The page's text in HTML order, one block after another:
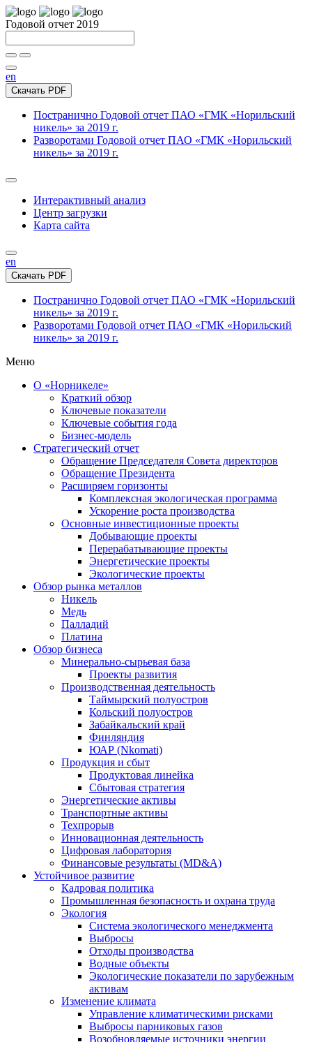
Годовой отчет 2019
en
Скачать PDF
Постранично Годовой отчет ПАО «ГМК «Норильский
никель» за 2019 г.
Разворотами Годовой отчет ПАО «ГМК «Норильский
никель» за 2019 г.
Интерактивный анализ
Центр загрузки
Карта сайта
en
Скачать PDF
Постранично Годовой отчет ПАО «ГМК «Норильский
никель» за 2019 г.
Разворотами Годовой отчет ПАО «ГМК «Норильский
никель» за 2019 г.
Меню
О «Норникеле»
Краткий обзор
Ключевые показатели
Ключевые события года
Бизнес-модель
Стратегический отчет
Обращение Председателя Совета директоров
Обращение Президента
Расширяем горизонты
Комплексная экологическая программа
Ускорение роста производства
Основные инвестиционные проекты
Добывающие проекты
Перерабатывающие проекты
Энергетические проекты
Экологические проекты
Обзор рынка металлов
Никель
Медь
Палладий
Платина
Обзор бизнеса
Минерально-сырьевая база
Проекты развития
Производственная деятельность
Таймырский полуостров
Кольский полуостров
Забайкальский край
Финляндия
ЮАР (Nkomati)
Продукция и сбыт
Продуктовая линейка
Сбытовая стратегия
Энергетические активы
Транспортные активы
Техпрорыв
Инновационная деятельность
Цифровая лаборатория
Финансовые результаты (MD&A)
Устойчивое развитие
Кадровая политика
Промышленная безопасность и охрана труда
Экология
Система экологического менеджмента
Выбросы
Отходы производства
Водные объекты
Экологические показатели по зарубежным
активам
Изменение климата
Управление климатическими рисками
Выбросы парниковых газов
Возобновляемые источники энергии